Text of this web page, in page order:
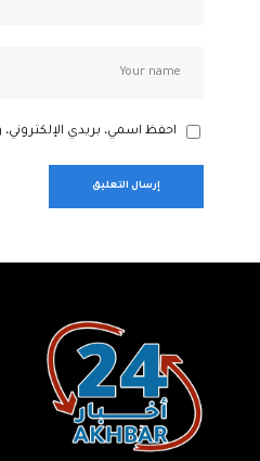
احفظ اسمي، بريدي